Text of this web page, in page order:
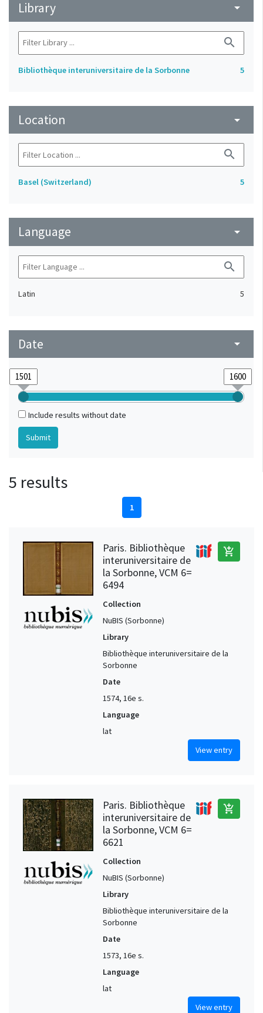
Library arrow_drop_down
search
Bibliothèque interuniversitaire de la Sorbonne 5
Location arrow_drop_down
search
Basel (Switzerland) 5
Language arrow_drop_down
search
Latin 5
Date arrow_drop_down
Include results without date
5 results
1
Paris. Bibliothèque
interuniversitaire de
la Sorbonne, VCM 6=
6494
add_shopping_cart
Collection
NuBIS (Sorbonne)
Library
Bibliothèque interuniversitaire de la
Sorbonne
Date
1574, 16e s.
Language
lat
View entry
Paris. Bibliothèque
interuniversitaire de
la Sorbonne, VCM 6=
6621
add_shopping_cart
Collection
NuBIS (Sorbonne)
Library
Bibliothèque interuniversitaire de la
Sorbonne
Date
1573, 16e s.
Language
lat
View entry